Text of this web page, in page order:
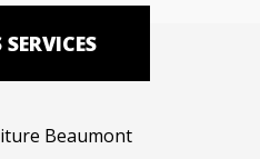
Beaumont